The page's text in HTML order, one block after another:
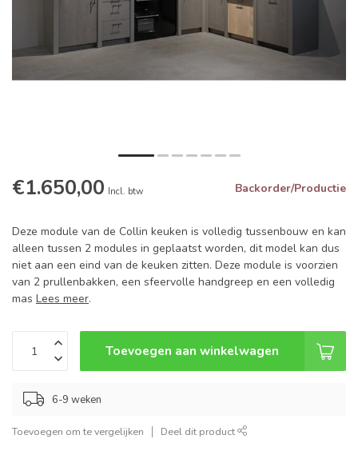
€1.650,00 Incl. btw Backorder/Productie
Deze module van de Collin keuken is volledig tussenbouw en kan
alleen tussen 2 modules in geplaatst worden, dit model kan dus
niet aan een eind van de keuken zitten. Deze module is voorzien
van 2 prullenbakken, een sfeervolle handgreep en een volledig
mas Lees meer.
Toevoegen aan winkelwagen
6-9 weken
Toevoegen om te vergelijken Deel dit product